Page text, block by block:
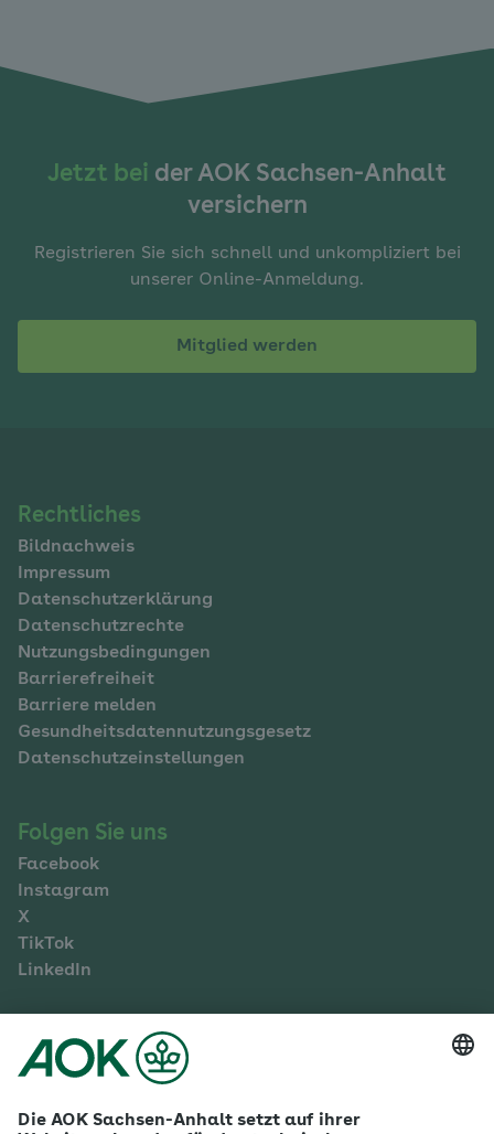
Jetzt bei der AOK Sachsen-Anhalt
versichern
Registrieren Sie sich schnell und unkompliziert bei
unserer Online-Anmeldung.
Mitglied werden
Navigation
im
Fußbereich
Rechtliches
Bildnachweis
Impressum
Datenschutzerklärung
Datenschutzrechte
Nutzungsbedingungen
Barrierefreiheit
Barriere melden
Gesundheitsdatennutzungsgesetz
Datenschutzeinstellungen
Folgen Sie uns
Facebook
Instagram
X
TikTok
LinkedIn
Mehr zur AOK Sachsen-Anhalt
Karriere
Betriebliches Gesundheitsmanagement